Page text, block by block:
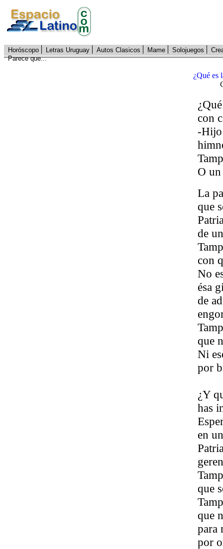
Horóscopo Letras Uruguay Autos Clasicos Mame Solojuegos
Parece que...
¿Qué es
con
-Hijo
O un
La
que
de
con
No
ésa
de
que
Ni
por
¿Y
has
en
que
que
para
por